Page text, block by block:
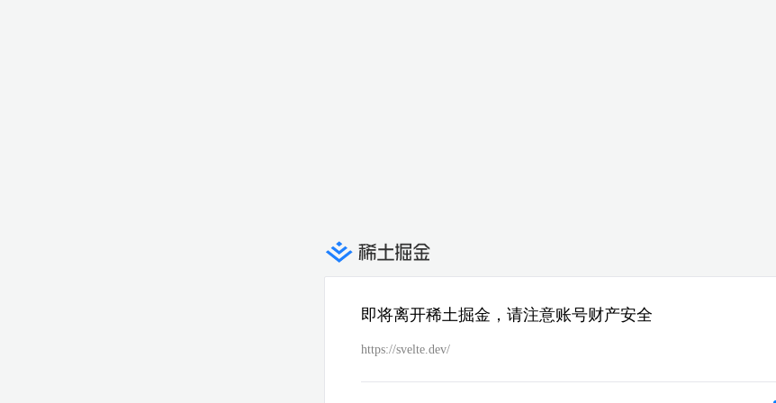
即将离开稀土掘金，请注意账号财产安全
https://svelte.dev/